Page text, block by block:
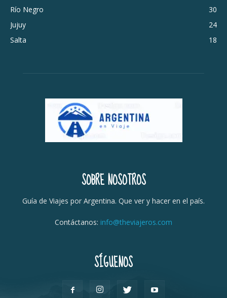
Río Negro
30
Jujuy
24
Salta
18
SOBRE NOSOTROS
Guía de Viajes por Argentina. Que ver y hacer en el país.
Contáctanos: info@theviajeros.com
SÍGUENOS